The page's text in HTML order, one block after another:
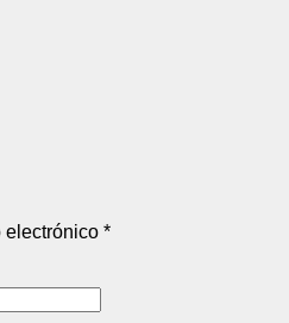
electrónico *Obligatorio